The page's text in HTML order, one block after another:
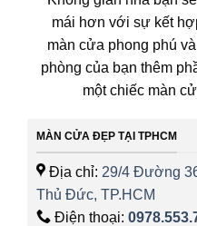
mái hơn với sự kết
màn cửa phong phú
phòng của bạn thêm
một chiếc màn
MÀN CỬA ĐẸP TẠI TPHCM
Địa chỉ: 29/4 Đường
Thủ Đức, TP.HCM
Điện thoại: